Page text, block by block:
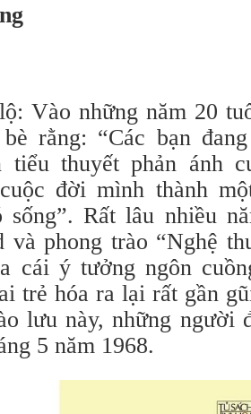
Vào những năm 20
rằng: “Các bạn
tiểu thuyết phản ánh
đời mình thành
sống”. Rất lâu nhiều
và phong trào “Nghệ
cái ý tưởng ngôn
trẻ hóa ra lại rất gần
lưu này, những người
5 năm 1968.